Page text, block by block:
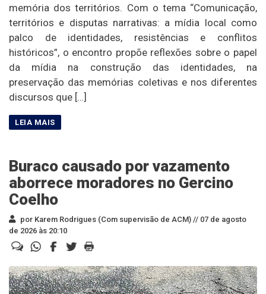
memória dos territórios. Com o tema “Comunicação,
territórios e disputas narrativas: a mídia local como
palco de identidades, resistências e conflitos
históricos”, o encontro propõe reflexões sobre o papel
da mídia na construção das identidades, na
preservação das memórias coletivas e nos diferentes
discursos que […]
Buraco causado por vazamento
aborrece moradores no Gercino
Coelho
por Karem Rodrigues (Com supervisão de ACM) // 07 de agosto
de 2026 às 20:10